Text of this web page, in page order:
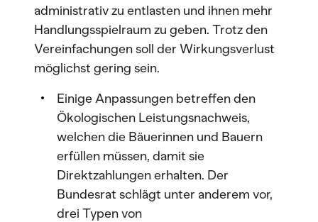
administrativ zu entlasten und ihnen mehr
Handlungsspielraum zu geben. Trotz den
Vereinfachungen soll der Wirkungsverlust
möglichst gering sein.
Einige Anpassungen betreffen den
Ökologischen Leistungsnachweis,
welchen die Bäuerinnen und Bauern
erfüllen müssen, damit sie
Direktzahlungen erhalten. Der
Bundesrat schlägt unter anderem vor,
drei Typen von